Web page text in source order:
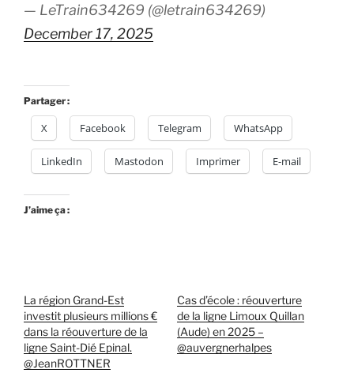
— LeTrain634269 (@letrain634269)
December 17, 2025
Partager :
X Facebook Telegram WhatsApp
LinkedIn Mastodon Imprimer E-mail
J’aime ça :
La région Grand-Est
investit plusieurs millions €
dans la réouverture de la
ligne Saint-Dié Epinal.
@JeanROTTNER
Cas d’école : réouverture
de la ligne Limoux Quillan
(Aude) en 2025 –
@auvergnerhalpes